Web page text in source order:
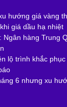
hướng giá vàng
giá dầu hạ nhiệt
Ngân hàng Trung
lộ trình khắc
6 nhưng xu